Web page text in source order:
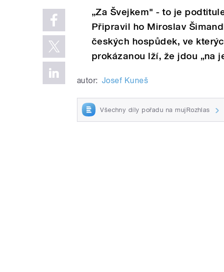
„Za Švejkem" - to je
Připravil ho Miroslav
českých hospůdek, ve
prokázanou lží, že jdou „na
autor: Josef Kuneš
Všechny díly pořadu na mujRozhlas